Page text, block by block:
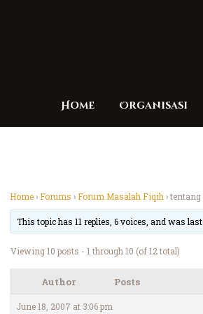
Home Organisasi
Home›Forums ›Forum Masalah Fiqih ›tentang
This topic has 11 replies, 6 voices, and was
Viewing 10 posts - 1 through 10 (of 12 total)
Author Posts
June 18, 2007 at 3:06 pm